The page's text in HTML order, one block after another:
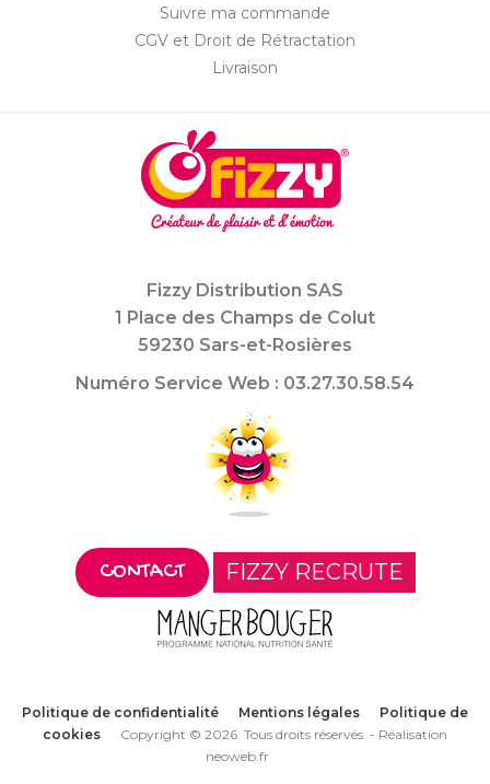
Suivre ma commande
CGV et Droit de Rétractation
Livraison
Fizzy Distribution SAS
1 Place des Champs de Colut
59230 Sars-et-Rosières
Numéro Service Web : 03.27.30.58.54
CONTACT FIZZY RECRUTE
Politique de confidentialité Mentions légales
Politique de
cookies
Copyright © 2026. Tous droits réservés. - Réalisation
neoweb.fr